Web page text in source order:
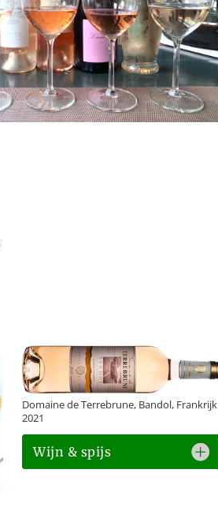
Domaine de Terrebrune, Bandol, Frankrijk
2021
Wijn & spijs